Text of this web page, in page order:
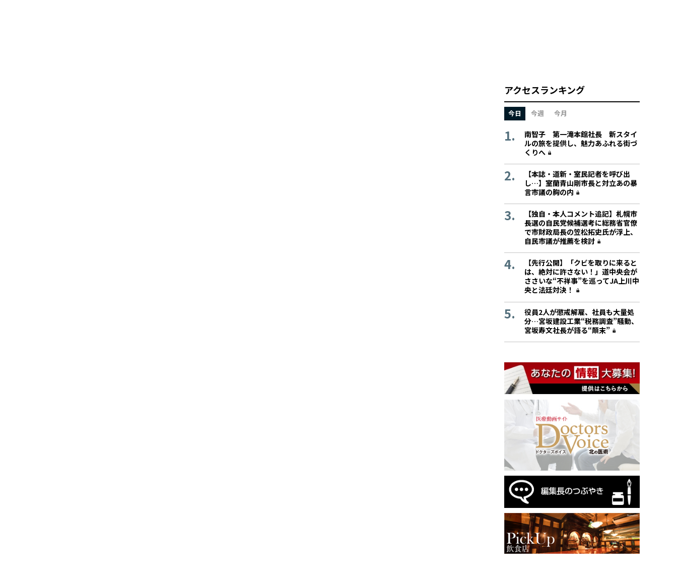
アクセスランキング
今日 今週 今月
南智子 第一滝本館社長 新スタイ
ルの旅を提供し、魅力あふれる街づ
くりへ
【本誌・道新・室民記者を呼び出
し…】室蘭青山剛市長と対立あの暴
言市議の胸の内
【独自・本人コメント追記】札幌市
長選の自民党候補選考に総務省官僚
で市財政局長の笠松拓史氏が浮上、
自民市議が推薦を検討
【先行公開】「クビを取りに来ると
は、絶対に許さない！」道中央会が
ささいな“不祥事”を巡ってJA上川中
央と法廷対決！
役員2人が懲戒解雇、社員も大量処
分…宮坂建設工業“税務調査”騒動、
宮坂寿文社長が語る“顛末”